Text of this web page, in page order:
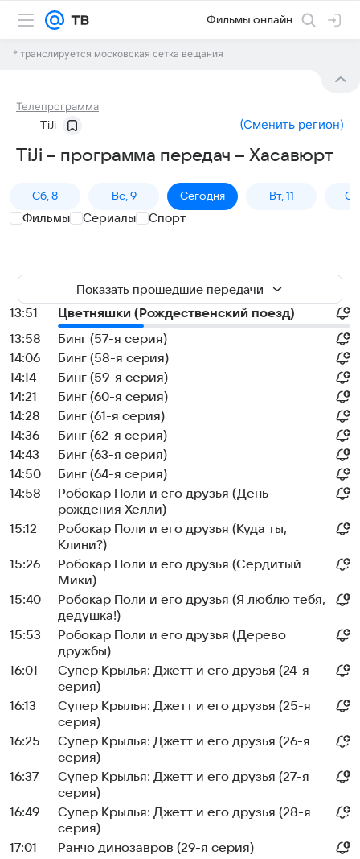
Фильмы онлайн
* транслируется московская сетка вещания
Телепрограмма
TiJi (Сменить регион)
TiJi – программа передач – Хасавюрт
Сб, 8 Вс, 9 Сегодня Вт, 11
Фильмы Сериалы Спорт
Показать прошедшие передачи
13:51
Цветняшки (Рождественский поезд)
13:58
Бинг (57-я серия)
14:06
Бинг (58-я серия)
14:14
Бинг (59-я серия)
14:21
Бинг (60-я серия)
14:28
Бинг (61-я серия)
14:36
Бинг (62-я серия)
14:43
Бинг (63-я серия)
14:50
Бинг (64-я серия)
14:58
Робокар Поли и его друзья (День
рождения Хелли)
15:12
Робокар Поли и его друзья (Куда ты,
Клини?)
15:26
Робокар Поли и его друзья (Сердитый
Мики)
15:40
Робокар Поли и его друзья (Я люблю тебя,
дедушка!)
15:53
Робокар Поли и его друзья (Дерево
дружбы)
16:01
Супер Крылья: Джетт и его друзья (24-я
серия)
16:13
Супер Крылья: Джетт и его друзья (25-я
серия)
16:25
Супер Крылья: Джетт и его друзья (26-я
серия)
16:37
Супер Крылья: Джетт и его друзья (27-я
серия)
16:49
Супер Крылья: Джетт и его друзья (28-я
серия)
17:01
Ранчо динозавров (29-я серия)